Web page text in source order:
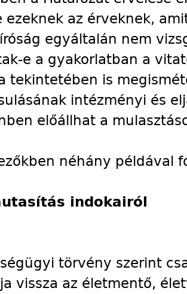
ezeknek az érveknek,
egyáltalán nem
e a gyakorlatban a
tekintetében is
intézményi és
előállhat a
néhány példával
indokairól
törvény szerint
vissza az életmentő,